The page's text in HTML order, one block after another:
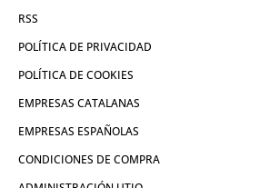
RSS
POLÍTICA DE PRIVACIDAD
POLÍTICA DE COOKIES
EMPRESAS CATALANAS
EMPRESAS ESPAÑOLAS
CONDICIONES DE COMPRA